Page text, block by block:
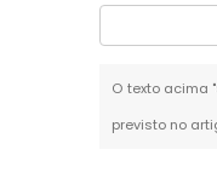
O texto acima "
previsto no